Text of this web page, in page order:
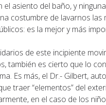
el asiento del baño, y
costumbre de lavarnos las
es la mejor y más
de este incipiente
también es cierto que lo
Es más, el Dr.- Gilbert,
traer “elementos” del
en el caso de los